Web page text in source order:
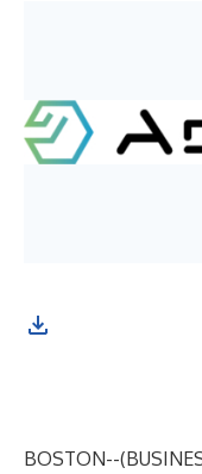
BOSTON--(